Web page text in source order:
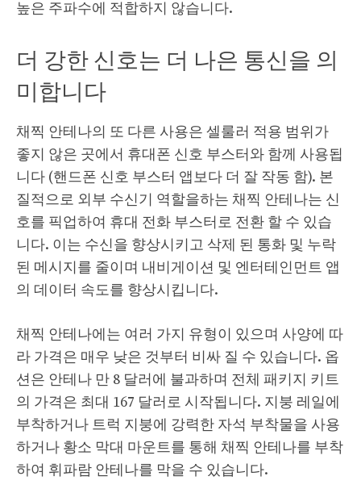
높은 주파수에 적합하지 않습니다.
더 강한 신호는 더 나은 통신을 의
미합니다
채찍 안테나의 또 다른 사용은 셀룰러 적용 범위가
좋지 않은 곳에서 휴대폰 신호 부스터와 함께 사용됩
니다 (핸드폰 신호 부스터 앱보다 더 잘 작동 함). 본
질적으로 외부 수신기 역할을하는 채찍 안테나는 신
호를 픽업하여 휴대 전화 부스터로 전환 할 수 있습
니다. 이는 수신을 향상시키고 삭제 된 통화 및 누락
된 메시지를 줄이며 내비게이션 및 엔터테인먼트 앱
의 데이터 속도를 향상시킵니다.
채찍 안테나에는 여러 가지 유형이 있으며 사양에 따
라 가격은 매우 낮은 것부터 비싸 질 수 있습니다. 옵
션은 안테나 만 8 달러에 불과하며 전체 패키지 키트
의 가격은 최대 167 달러로 시작됩니다. 지붕 레일에
부착하거나 트럭 지붕에 강력한 자석 부착물을 사용
하거나 황소 막대 마운트를 통해 채찍 안테나를 부착
하여 휘파람 안테나를 막을 수 있습니다.